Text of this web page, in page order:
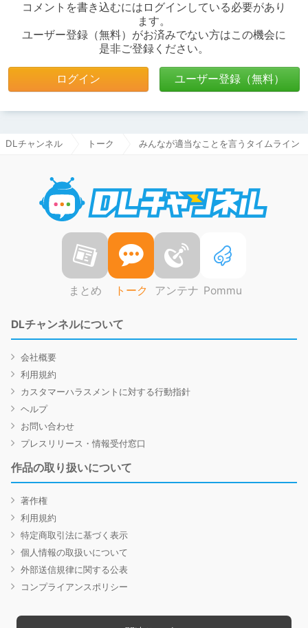
コメントを書き込むにはログインしている必要があり
ます。
ユーザー登録（無料）がお済みでない方はこの機会に
是非ご登録ください。
ログイン ユーザー登録（無料）
DLチャンネル トーク みんなが適当なことを言うタイムライ
まとめ トーク アンテナ Pommu
DLチャンネルについて
会社概要
利用規約
カスタマーハラスメントに対する行動指針
ヘルプ
お問い合わせ
プレスリリース・情報受付窓口
作品の取り扱いについて
著作権
利用規約
特定商取引法に基づく表示
個人情報の取扱いについて
外部送信規律に関する公表
コンプライアンスポリシー